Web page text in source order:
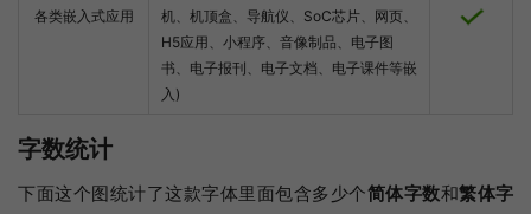
各类嵌入式应用
机、机顶盒、导航仪、SoC芯片、网页、
H5应用、小程序、音像制品、电子图
书、电子报刊、电子文档、电子课件等嵌
入)
字数统计
下面这个图统计了这款字体里面包含多少个简体字数和繁体字